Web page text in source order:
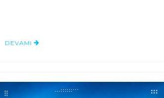
DEVAMI